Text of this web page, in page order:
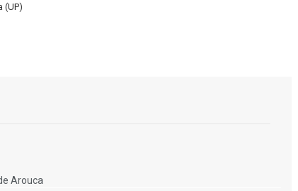
(UP)
Arouca